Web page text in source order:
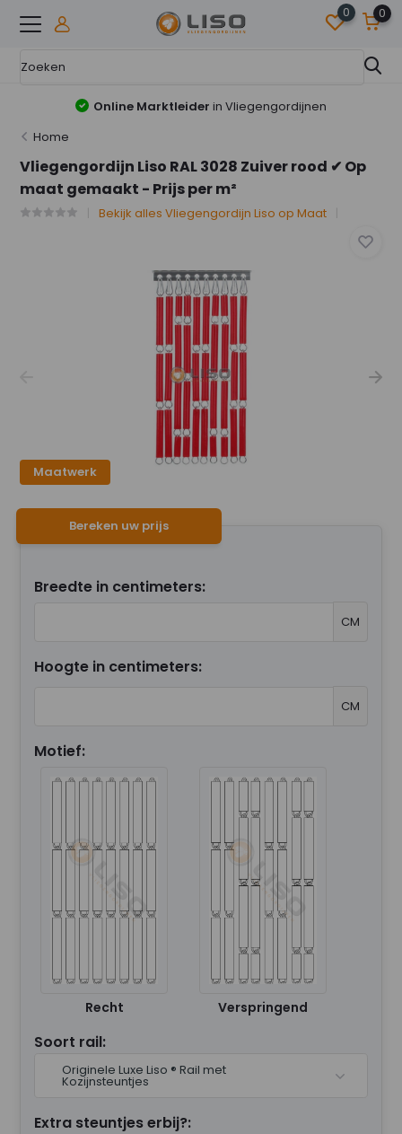
0 0
Online Marktleider in Vliegengordijnen
Home
Vliegengordijn Liso RAL 3028 Zuiver rood ✔ Op
maat gemaakt - Prijs per m²
Bekijk alles Vliegengordijn Liso op Maat
Maatwerk
Bereken uw prijs
Breedte in centimeters:
CM
Hoogte in centimeters:
CM
Motief:
Recht Verspringend
Soort rail:
Originele Luxe Liso ® Rail met
Kozijnsteuntjes
Extra steuntjes erbij?: